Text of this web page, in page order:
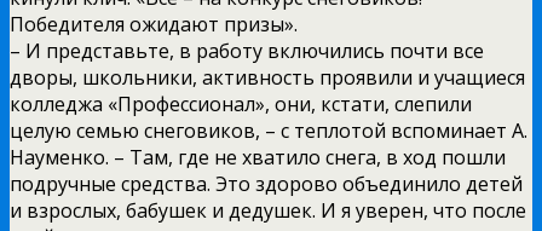
Победителя ожидают призы».
– И представьте, в работу включились почти все
дворы, школьники, активность проявили и учащиеся
колледжа «Профессионал», они, кстати, слепили
целую семью снеговиков, – с теплотой вспоминает А.
Науменко. – Там, где не хватило снега, в ход пошли
подручные средства. Это здорово объединило детей
и взрослых, бабушек и дедушек. И я уверен, что после